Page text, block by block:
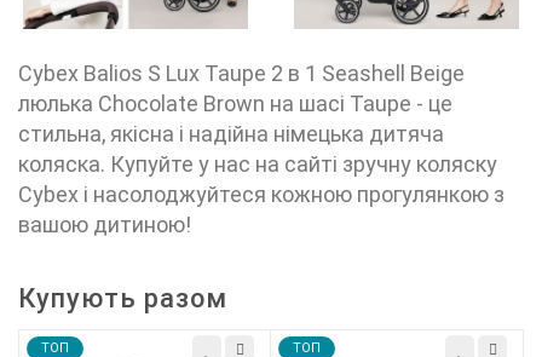
Cybex Balios S Lux Taupe 2 в 1 Seashell Beige
люлька Chocolate Brown на шасі Taupe - це
стильна, якісна і надійна німецька дитяча
коляска. Купуйте у нас на сайті зручну коляску
Cybex і насолоджуйтеся кожною прогулянкою з
вашою дитиною!
Купують разом
TOП TOП